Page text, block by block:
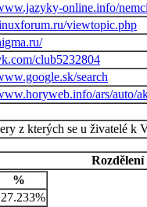
online.info/
viewtopic.php
club5232804
search
ars/auto/
z kterých se u živatelé k
%
27.233%